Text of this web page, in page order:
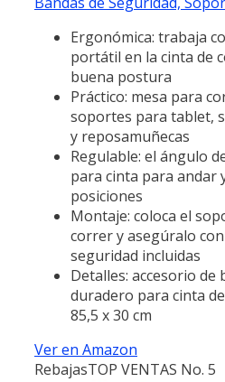
Ergonómica: trabaja
portátil en la cinta de
buena postura
Práctico: mesa para
soportes para tablet,
y reposamuñecas
Regulable: el ángulo
para cinta para andar
posiciones
Montaje: coloca el
correr y asegúralo
seguridad incluidas
Detalles: accesorio
duradero para cinta
85,5 x 30 cm
Ver en Amazon
RebajasTOP VENTAS No. 5